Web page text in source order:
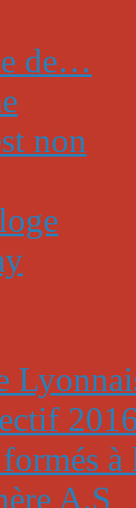
de…
non
A.S